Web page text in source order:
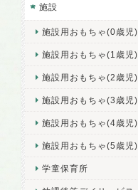
施設
施設用おもちゃ(0歳児)
施設用おもちゃ(1歳児)
施設用おもちゃ(2歳児)
施設用おもちゃ(3歳児)
施設用おもちゃ(4歳児)
施設用おもちゃ(5歳児)
学童保育所